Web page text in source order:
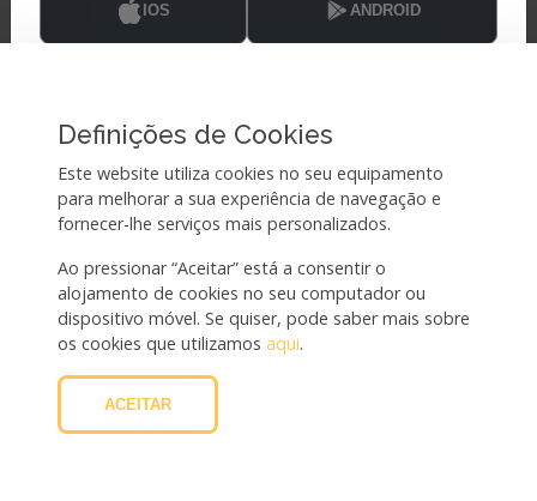
ENTRAR
Problemas no Acesso?
Não sabe a sua palavra-passe?
IOS ANDROID
Definições de Cookies
Este website utiliza cookies no seu equipamento
para melhorar a sua experiência de navegação e
fornecer-lhe serviços mais personalizados.
Ao pressionar “Aceitar” está a consentir o
alojamento de cookies no seu computador ou
dispositivo móvel. Se quiser, pode saber mais sobre
os cookies que utilizamos aqui.
ACEITAR